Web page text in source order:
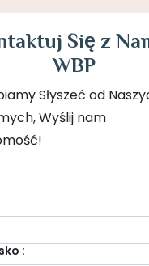
Się z
WBP
Słyszeć od
Wyślij nam
: